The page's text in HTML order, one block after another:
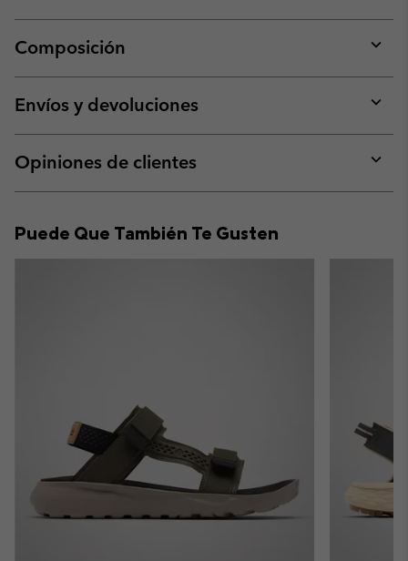
Composición
or
Envíos y devoluciones
or
Opiniones de clientes
or
Puede Que También Te Gusten